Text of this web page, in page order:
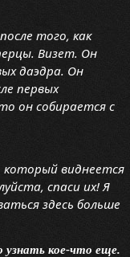
того, как
Визет. Он
даэдра. Он
первых
он собирается с
который виднеется
спаси их! Я
здесь больше
кое-что еще.